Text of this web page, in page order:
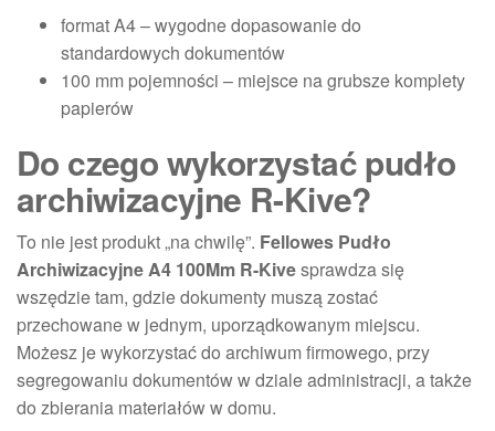
format A4 – wygodne dopasowanie do
standardowych dokumentów
100 mm pojemności – miejsce na grubsze komplety
papierów
Do czego wykorzystać pudło
archiwizacyjne R-Kive?
To nie jest produkt „na chwilę”. Fellowes Pudło
Archiwizacyjne A4 100Mm R-Kivesprawdza się
wszędzie tam, gdzie dokumenty muszą zostać
przechowane w jednym, uporządkowanym miejscu.
Możesz je wykorzystać do archiwum firmowego, przy
segregowaniu dokumentów w dziale administracji, a także
do zbierania materiałów w domu.